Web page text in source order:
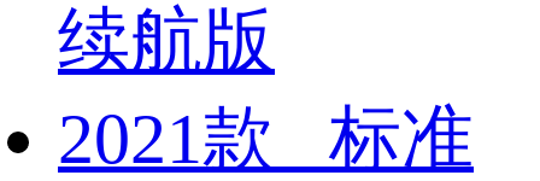
续航版
2021款 标准